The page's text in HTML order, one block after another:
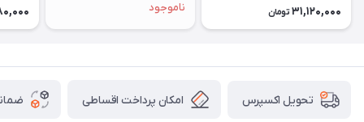
31,120,000 تومان ناموجود
تحویل اکسپرس امکان پرداخت اقساطی